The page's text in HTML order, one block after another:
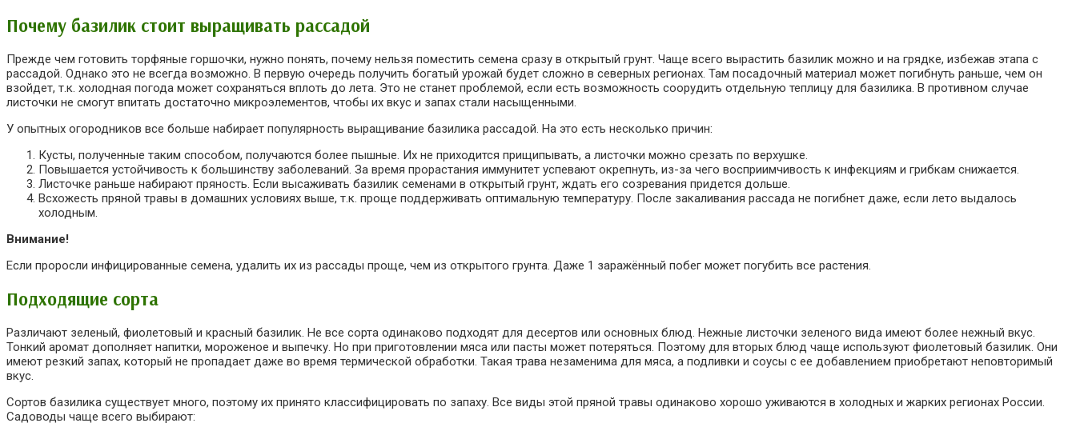
Почему базилик стоит выращивать рассадой
Прежде чем готовить торфяные горшочки, нужно понять, почему нельзя поместить семена сразу в открытый грунт. Чаще всего вырастить базилик можно и на грядке, избежав этапа с
рассадой. Однако это не всегда возможно. В первую очередь получить богатый урожай будет сложно в северных регионах. Там посадочный материал может погибнуть раньше, чем он
взойдет, т.к. холодная погода может сохраняться вплоть до лета. Это не станет проблемой, если есть возможность соорудить отдельную теплицу для базилика. В противном случае
листочки не смогут впитать достаточно микроэлементов, чтобы их вкус и запах стали насыщенными.
У опытных огородников все больше набирает популярность выращивание базилика рассадой. На это есть несколько причин:
Кусты, полученные таким способом, получаются более пышные. Их не приходится прищипывать, а листочки можно срезать по верхушке.
Повышается устойчивость к большинству заболеваний. За время прорастания иммунитет успевают окрепнуть, из-за чего восприимчивость к инфекциям и грибкам снижается.
Листочке раньше набирают пряность. Если высаживать базилик семенами в открытый грунт, ждать его созревания придется дольше.
Всхожесть пряной травы в домашних условиях выше, т.к. проще поддерживать оптимальную температуру. После закаливания рассада не погибнет даже, если лето выдалось
холодным.
Внимание!
Если проросли инфицированные семена, удалить их из рассады проще, чем из открытого грунта. Даже 1 заражённый побег может погубить все растения.
Подходящие сорта
Различают зеленый, фиолетовый и красный базилик. Не все сорта одинаково подходят для десертов или основных блюд. Нежные листочки зеленого вида имеют более нежный вкус.
Тонкий аромат дополняет напитки, мороженое и выпечку. Но при приготовлении мяса или пасты может потеряться. Поэтому для вторых блюд чаще используют фиолетовый базилик. Они
имеют резкий запах, который не пропадает даже во время термической обработки. Такая трава незаменима для мяса, а подливки и соусы с ее добавлением приобретают неповторимый
вкус.
Сортов базилика существует много, поэтому их принято классифицировать по запаху. Все виды этой пряной травы одинаково хорошо уживаются в холодных и жарких регионах России.
Садоводы чаще всего выбирают: